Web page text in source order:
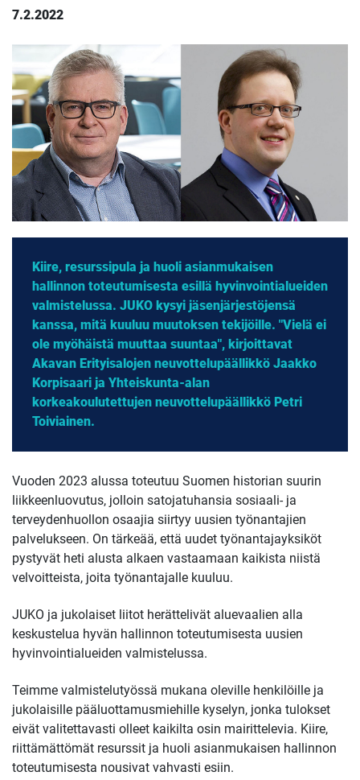
7.2.2022
Kiire, resurssipula ja huoli asianmukaisen
hallinnon toteutumisesta esillä hyvinvointialueiden
valmistelussa. JUKO kysyi jäsenjärjestöjensä
kanssa, mitä kuuluu muutoksen tekijöille. "Vielä ei
ole myöhäistä muuttaa suuntaa", kirjoittavat
Akavan Erityisalojen neuvottelupäällikkö Jaakko
Korpisaari ja Yhteiskunta-alan
korkeakoulutettujen neuvottelupäällikkö Petri
Toiviainen.
Vuoden 2023 alussa toteutuu Suomen historian suurin
liikkeenluovutus, jolloin satojatuhansia sosiaali- ja
terveydenhuollon osaajia siirtyy uusien työnantajien
palvelukseen. On tärkeää, että uudet työnantajayksiköt
pystyvät heti alusta alkaen vastaamaan kaikista niistä
velvoitteista, joita työnantajalle kuuluu.
JUKO ja jukolaiset liitot herättelivät aluevaalien alla
keskustelua hyvän hallinnon toteutumisesta uusien
hyvinvointialueiden valmistelussa.
Teimme valmistelutyössä mukana oleville henkilöille ja
jukolaisille pääluottamusmiehille kyselyn, jonka tulokset
eivät valitettavasti olleet kaikilta osin mairittelevia. Kiire,
riittämättömät resurssit ja huoli asianmukaisen hallinnon
toteutumisesta nousivat vahvasti esiin.